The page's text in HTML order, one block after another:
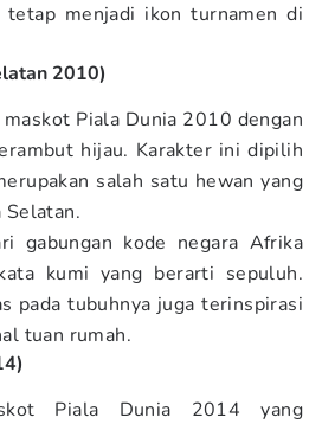
menjadi ikon turnamen di
2010)
Piala Dunia 2010 dengan
hijau. Karakter ini dipilih
salah satu hewan yang
gabungan kode negara Afrika
kumi yang berarti sepuluh.
pada tubuhnya juga terinspirasi
tuan rumah.
Piala Dunia 2014 yang